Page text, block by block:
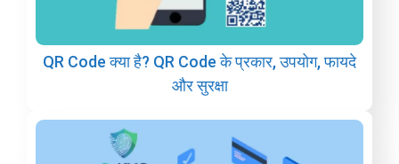
QR Code क्या है? QR Code के प्रकार, उपयोग, फायदे
और सुरक्षा